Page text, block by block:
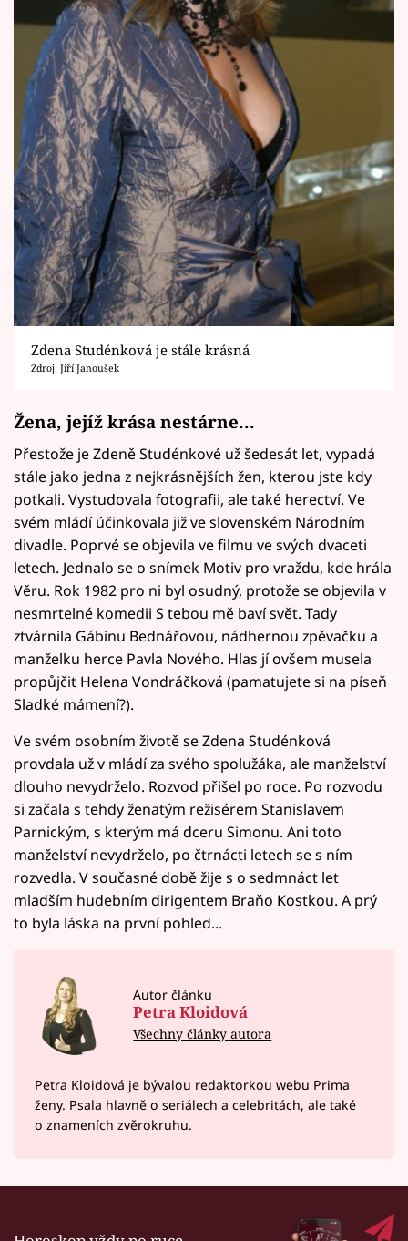
Zdena Studénková je stále krásná
Zdroj: Jiří Janoušek
Žena, jejíž krása nestárne...
Přestože je Zdeně Studénkové už šedesát let, vypadá
stále jako jedna z nejkrásnějších žen, kterou jste kdy
potkali. Vystudovala fotografii, ale také herectví. Ve
svém mládí účinkovala již ve slovenském Národním
divadle. Poprvé se objevila ve filmu ve svých dvaceti
letech. Jednalo se o snímek Motiv pro vraždu, kde hrála
Věru. Rok 1982 pro ni byl osudný, protože se objevila v
nesmrtelné komedii S tebou mě baví svět. Tady
ztvárnila Gábinu Bednářovou, nádhernou zpěvačku a
manželku herce Pavla Nového. Hlas jí ovšem musela
propůjčit Helena Vondráčková (pamatujete si na píseň
Sladké mámení?).
Ve svém osobním životě se Zdena Studénková
provdala už v mládí za svého spolužáka, ale manželství
dlouho nevydrželo. Rozvod přišel po roce. Po rozvodu
si začala s tehdy ženatým režisérem Stanislavem
Parnickým, s kterým má dceru Simonu. Ani toto
manželství nevydrželo, po čtrnácti letech se s ním
rozvedla. V současné době žije s o sedmnáct let
mladším hudebním dirigentem Braňo Kostkou. A prý
to byla láska na první pohled...
Autor článku
Petra Kloidová
Všechny články autora
Petra Kloidová je bývalou redaktorkou webu Prima
ženy. Psala hlavně o seriálech a celebritách, ale také
o znameních zvěrokruhu.